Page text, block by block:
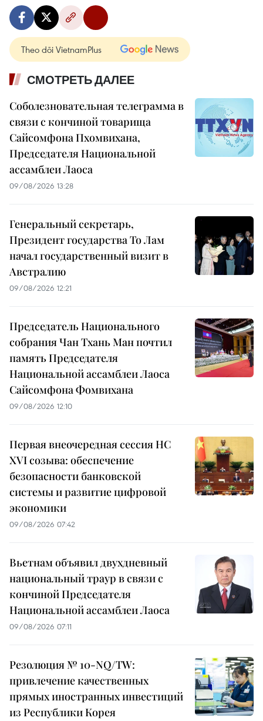
Theo dõi VietnamPlus
СМОТРЕТЬ ДАЛЕЕ
Соболезновательная телеграмма в
связи с кончиной товарища
Сайсомфона Пхомвихана,
Председателя Национальной
ассамблеи Лаоса
09/08/2026 13:28
Генеральный секретарь,
Президент государства То Лам
начал государственный визит в
Австралию
09/08/2026 12:21
Председатель Национального
собрания Чан Тхань Ман почтил
память Председателя
Национальной ассамблеи Лаоса
Сайсомфона Фомвихана
09/08/2026 12:10
Первая внеочередная сессия НС
XVI созыва: обеспечение
безопасности банковской
системы и развитие цифровой
экономики
09/08/2026 07:42
Вьетнам объявил двухдневный
национальный траур в связи с
кончиной Председателя
Национальной ассамблеи Лаоса
09/08/2026 07:11
Резолюция № 10-NQ/TW:
привлечение качественных
прямых иностранных инвестиций
из Республики Корея